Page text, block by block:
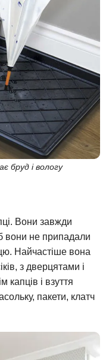
бруд і вологу
Вони завжди
вони не припадали
Найчастіше вона
з дверцятами і
капців і взуття
пакети, клатч